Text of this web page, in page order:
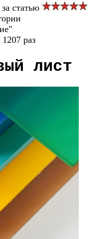
статью
1207 раз
лист